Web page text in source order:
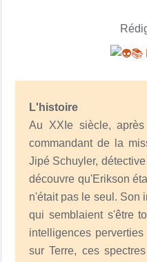
L'histoire
Au XXIe siècle,
commandant de la
Jipé Schuyler,
découvre qu'Erikson
n'était pas le seul. Son
qui semblaient s'être
intelligences
sur Terre, ces